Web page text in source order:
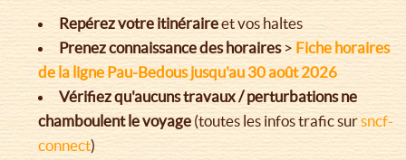
Repérez votre itinéraireet vos haltes
Prenez connaissance des horaires > Fiche horaires
de la ligne Pau-Bedous jusqu'au 30 août 2026
Vérifiez qu'aucuns travaux / perturbations ne
chamboulent le voyage (toutes les infos trafic sursncf-
connect)